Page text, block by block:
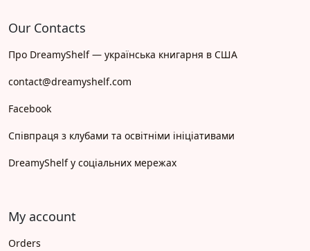
Our Contacts
Про DreamyShelf — українська книгарня в США
contact@dreamyshelf.com
Facebook
Співпраця з клубами та освітніми ініціативами
DreamyShelf у соціальних мережах
My account
Orders